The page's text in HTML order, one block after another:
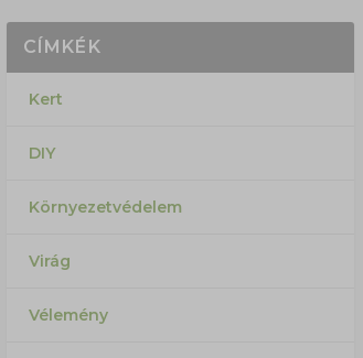
CÍMKÉK
Kert
DIY
Környezetvédelem
Virág
Vélemény